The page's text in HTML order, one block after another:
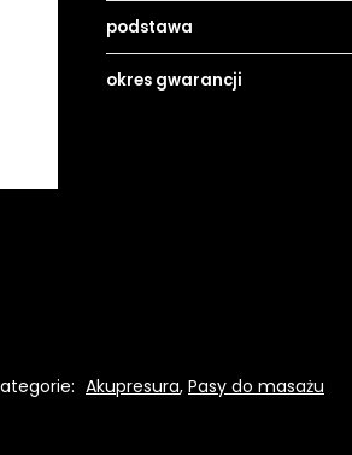
podstawa
okres gwarancji
Akupresura, Pasy do masażu